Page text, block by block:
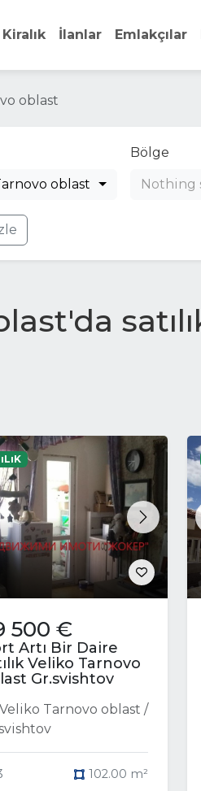
Kiralık İlanlar Emlakçılar
oblast
oblast
Bölge
Nothing
Next
500 €
Artı Bir Daire
Veliko Tarnovo
Gr.svishtov
Veliko Tarnovo oblast /
102.00 m²